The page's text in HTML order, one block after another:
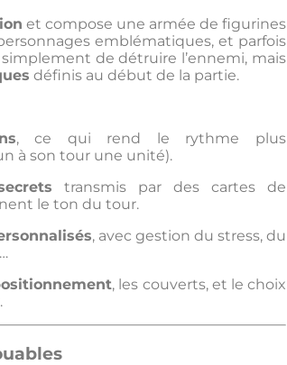
et compose une armée de figurines
emblématiques, et parfois
de détruire l’ennemi, mais
définis au début de la partie.
, ce qui rend le rythme plus
à son tour une unité).
transmis par des cartes de
le ton du tour.
, avec gestion du stress, du
, les couverts, et le choix